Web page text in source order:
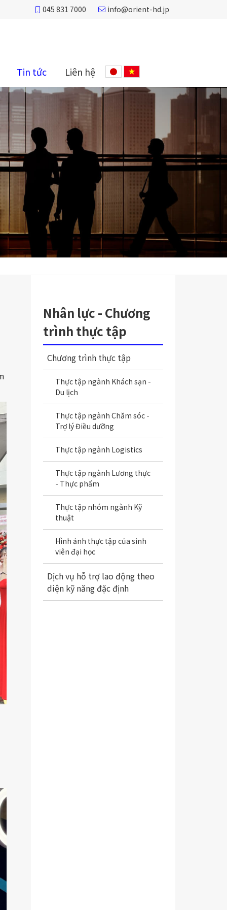
045 831 7000 info@orient-hd.jp
Tin tức Liên hệ
Nhân lực - Chương
trình thực tập
Chương trình thực tập
Thực tập ngành Khách sạn -
Du lịch
Thực tập ngành Chăm sóc -
Trợ lý Điều dưỡng
Thực tập ngành Logistics
Thực tập ngành Lương thực
- Thực phẩm
Thực tập nhóm ngành Kỹ
thuật
Hình ảnh thực tập của sinh
viên đại học
Dịch vụ hỗ trợ lao động theo
diện kỹ năng đặc định